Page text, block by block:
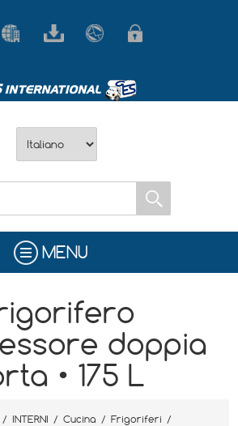
MENU
doppia
• 175 L
/ INTERNI / Cucina / Frigoriferi /